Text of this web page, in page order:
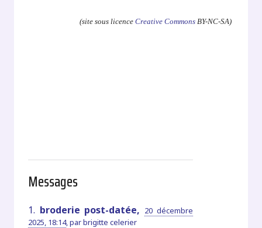
(site sous licence Creative CommonsBY-NC-SA)
Messages
1. broderie post-datée, 20 décembre
2025, 18:14,parbrigitte celerier